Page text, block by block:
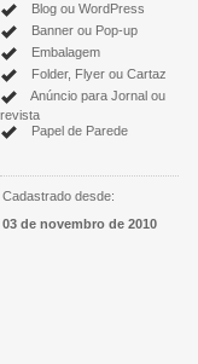
Blog ou WordPress
Banner ou Pop-up
Embalagem
Folder, Flyer ou Cartaz
Anúncio para Jornal ou
revista
Papel de Parede
Cadastrado desde:
03 de novembro de 2010